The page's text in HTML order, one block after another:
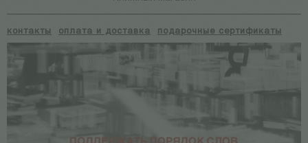
контакты оплата и доставка подарочные сертификаты